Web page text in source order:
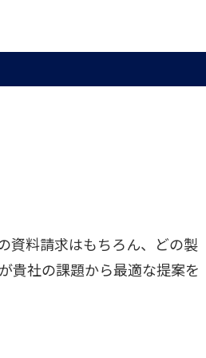
資料請求はもちろん、どの製
貴社の課題から最適な提案を